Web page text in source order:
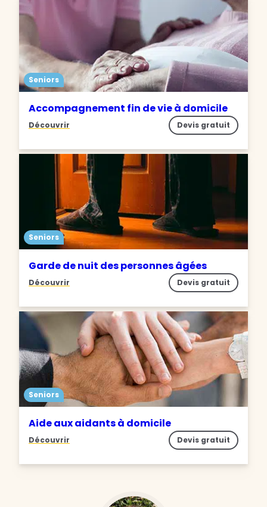
Seniors
Accompagnement fin de vie à domicile
Découvrir Devis gratuit
Seniors
Garde de nuit des personnes âgées
Découvrir Devis gratuit
Seniors
Aide aux aidants à domicile
Découvrir Devis gratuit